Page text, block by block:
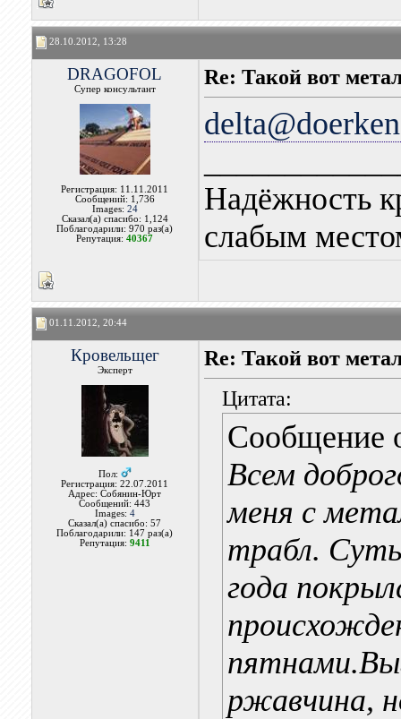
28.10.2012, 13:28
DRAGOFOL
Супер консультант
Регистрация: 11.11.2011
Сообщений: 1,736
Images: 24
Сказал(а) спасибо: 1,124
Поблагодарили: 970 раз(а)
Репутация:40367
Re: Такой вот
Надёжность
слабым
01.11.2012, 20:44
Кровельщег
Эксперт
Пол:
Регистрация: 22.07.2011
Адрес: Собянин-Юрт
Сообщений: 443
Images: 4
Сказал(а) спасибо: 57
Поблагодарили: 147 раз(а)
Репутация: 9411
Re: Такой вот
Цитата:
Сообщение
Всем
меня с
трабл.
года
ржавчина,